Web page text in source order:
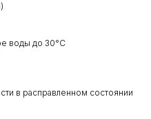
воды до 30°C
в расправленном состоянии